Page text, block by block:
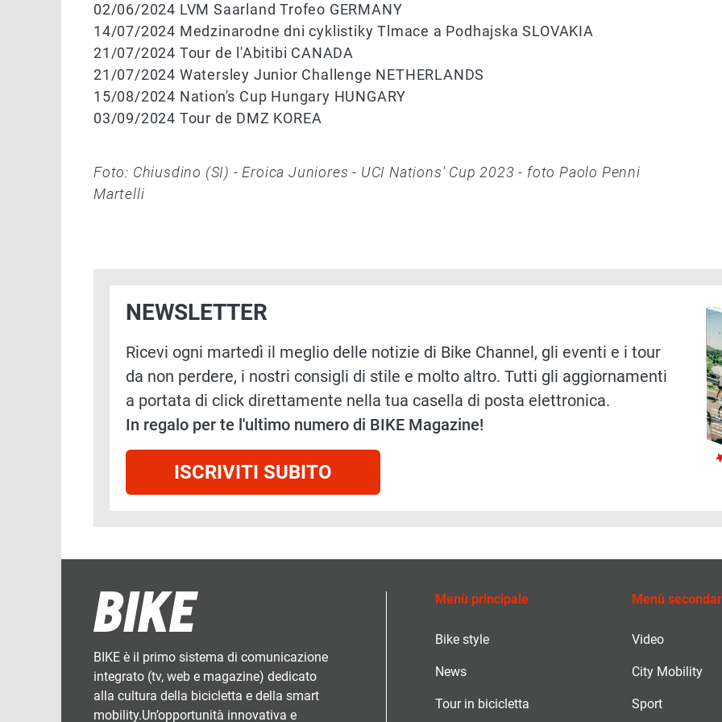
02/06/2024 LVM Saarland Trofeo GERMANY
14/07/2024 Medzinarodne dni cyklistiky Tlmace a Podhajska SLOVAKIA
21/07/2024 Tour de l'Abitibi CANADA
21/07/2024 Watersley Junior Challenge NETHERLANDS
15/08/2024 Nation's Cup Hungary HUNGARY
03/09/2024 Tour de DMZ KOREA
Foto: Chiusdino (SI) - Eroica Juniores - UCI Nations' Cup 2023 - foto Paolo Penni
Martelli
NEWSLETTER
Ricevi ogni martedì il meglio delle notizie di Bike Channel, gli eventi e i tour
da non perdere, i nostri consigli di stile e molto altro. Tutti gli aggiornamenti
a portata di click direttamente nella tua casella di posta elettronica.
In regalo per te l'ultimo numero di BIKE Magazine!
ISCRIVITI SUBITO
BIKE è il primo sistema di comunicazione
integrato (tv, web e magazine) dedicato
alla cultura della bicicletta e della smart
mobility.Un’opportunità innovativa e
Menù principale
Bike style
News
Tour in bicicletta
Menù
Video
City Mobility
Sport